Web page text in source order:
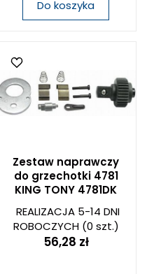
Do koszyka
Zestaw naprawczy
do grzechotki 4781
KING TONY 4781DK
REALIZACJA 5-14 DNI
ROBOCZYCH(0 szt.)
56,28 zł